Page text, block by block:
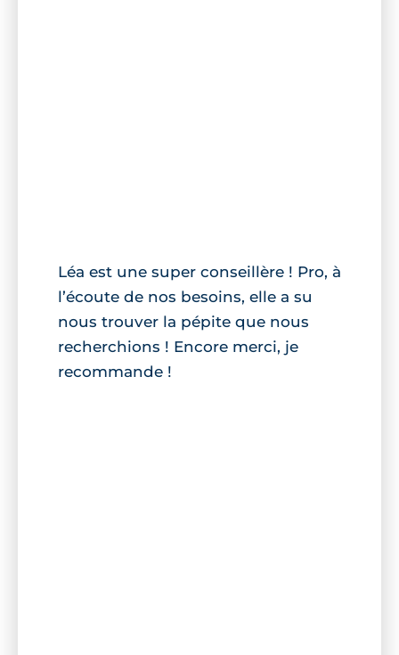
Léa est une super conseillère ! Pro, à
l’écoute de nos besoins, elle a su
nous trouver la pépite que nous
recherchions ! Encore merci, je
recommande !